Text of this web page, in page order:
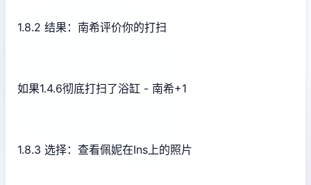
1.8.2 结果：南希评价你的打扫
如果1.4.6彻底打扫了浴缸 - 南希+1
1.8.3 选择：查看佩妮在Ins上的照片